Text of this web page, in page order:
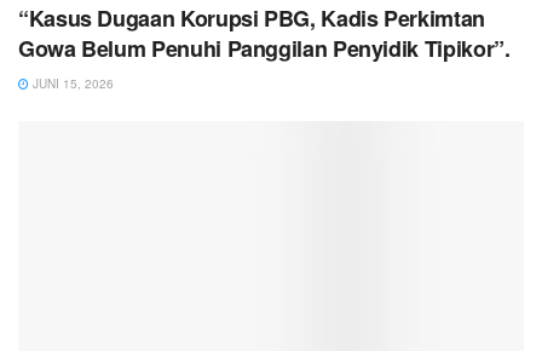
“Kasus Dugaan Korupsi PBG, Kadis Perkimtan
Gowa Belum Penuhi Panggilan Penyidik Tipikor”.
JUNI 15, 2026